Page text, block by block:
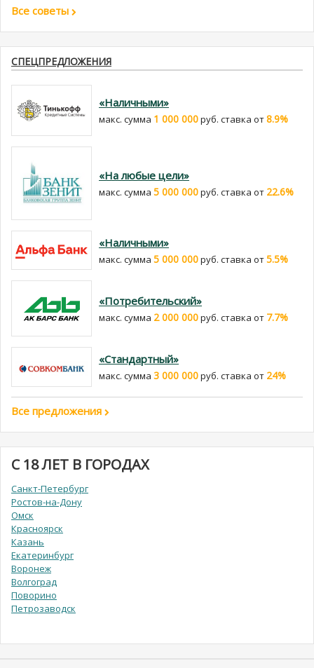
Все советы
СПЕЦПРЕДЛОЖЕНИЯ
«Наличными»
макс. сумма 1 000 000руб. cтавка от8.9%
«На любые цели»
макс. сумма 5 000 000руб. cтавка от 22.6%
«Наличными»
макс. сумма 5 000 000руб. cтавка от5.5%
«Потребительский»
макс. сумма 2 000 000руб. cтавка от 7.7%
«Стандартный»
макс. сумма 3 000 000руб. cтавка от 24%
Все предложения
С 18 ЛЕТ В ГОРОДАХ
Санкт-Петербург
Ростов-на-Дону
Омск
Красноярск
Казань
Екатеринбург
Воронеж
Волгоград
Поворино
Петрозаводск